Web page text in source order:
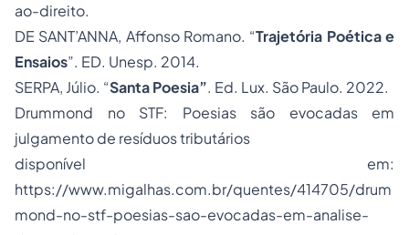
ao-direito.
DE SANT’ANNA, Affonso Romano. “Trajetória Poética e
Ensaios”. ED. Unesp. 2014.
SERPA, Júlio. “Santa Poesia”. Ed. Lux. São Paulo. 2022.
Drummond no STF: Poesias são evocadas em
julgamento de resíduos tributários
disponível em:
https://www.migalhas.com.br/quentes/414705/drum
mond-no-stf-poesias-sao-evocadas-em-analise-